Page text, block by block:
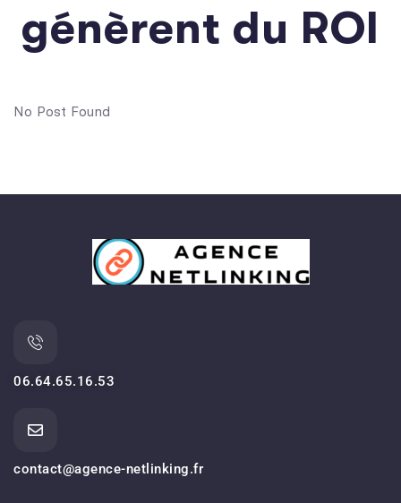
génèrent du ROI
No Post Found
06.64.65.16.53
contact@agence-netlinking.fr